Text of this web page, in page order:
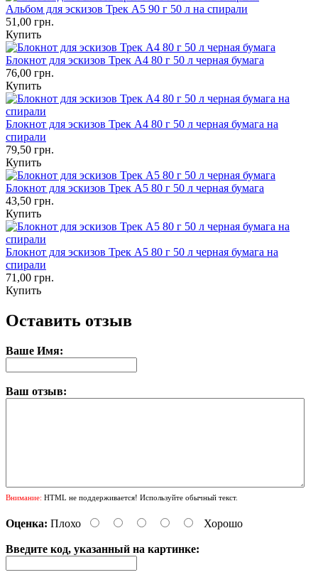
Альбом для эскизов Трек А5 90 г 50 л на спирали
51,00 грн.
Купить
Блокнот для эскизов Трек А4 80 г 50 л черная бумага
76,00 грн.
Купить
Блокнот для эскизов Трек А4 80 г 50 л черная бумага на
спирали
79,50 грн.
Купить
Блокнот для эскизов Трек А5 80 г 50 л черная бумага
43,50 грн.
Купить
Блокнот для эскизов Трек А5 80 г 50 л черная бумага на
спирали
71,00 грн.
Купить
Оставить отзыв
Ваше Имя:
Ваш отзыв:
Внимание: HTML не поддерживается! Используйте обычный текст.
Оценка: Плохо Хорошо
Введите код, указанный на картинке: